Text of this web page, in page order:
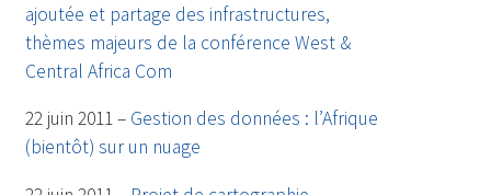
ajoutée et partage des infrastructures,
thèmes majeurs de la conférence West &
Central Africa Com
22 juin 2011 – Gestion des données : l’Afrique
(bientôt) sur un nuage